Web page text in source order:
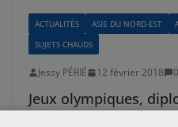
ACTUALITÉS ASIE DU NORD-EST
SUJETS CHAUDS
Jessy PÉRIÉ 12 février 2018
Jeux olympiques,
entretien avec Carole